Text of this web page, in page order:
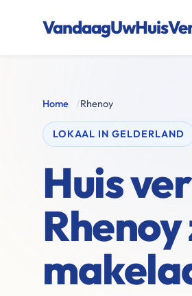
Home /Rhenoy
LOKAAL IN GELDERLAND
Huis